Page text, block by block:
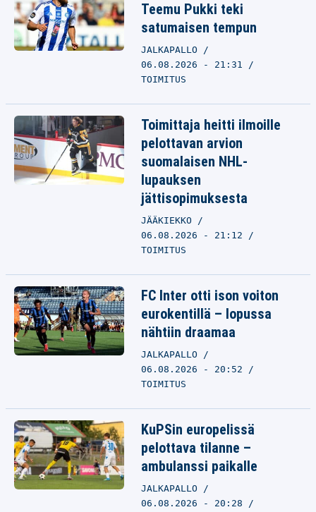
Teemu Pukki teki
satumaisen tempun
JALKAPALLO
06.08.2026 - 21:31
TOIMITUS
Toimittaja heitti ilmoille
pelottavan arvion
suomalaisen NHL-
lupauksen
jättisopimuksesta
JÄÄKIEKKO
06.08.2026 - 21:12
TOIMITUS
FC Inter otti ison voiton
eurokentillä – lopussa
nähtiin draamaa
JALKAPALLO
06.08.2026 - 20:52
TOIMITUS
KuPSin europelissä
pelottava tilanne –
ambulanssi paikalle
JALKAPALLO
06.08.2026 - 20:28